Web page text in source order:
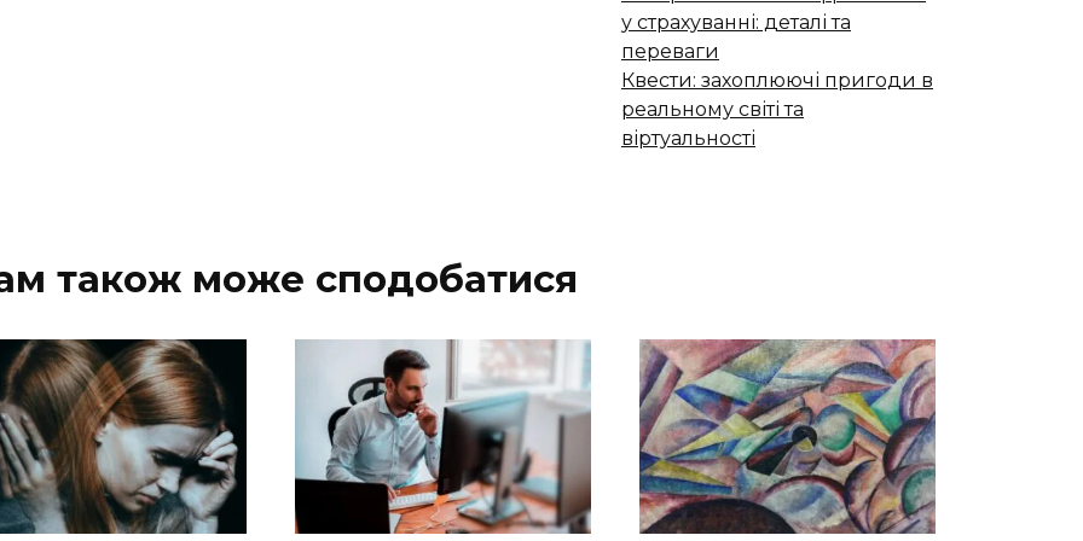
у страхуванні: деталі та
переваги
Квести: захоплюючі пригоди в
реальному світі та
віртуальності
також може сподобатися